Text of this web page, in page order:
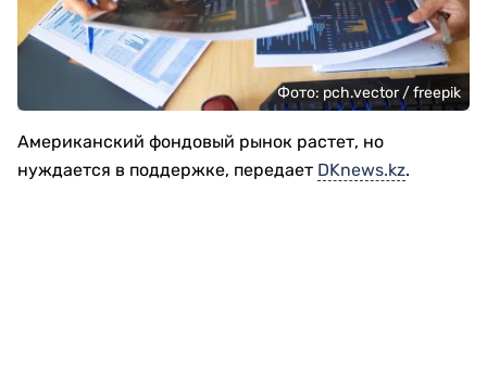
Фото: pch.vector / freepik
Американский фондовый рынок растет, но
нуждается в поддержке, передает DKnews.kz.